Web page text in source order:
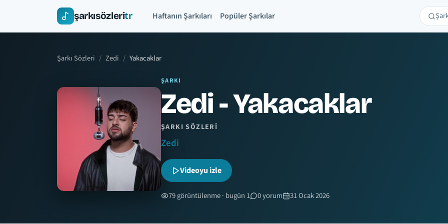
şarkısözleritr Haftanın Şarkıları Popüler Şarkılar Ara
Şarkı Sözleri Zedi Yakacaklar
ŞARKI
Zedi - Yakacaklar
ŞARKI SÖZLERI
Zedi
Videoyu izle
79 görüntülenme · bugün 1 0 yorum 31 Ocak 2026